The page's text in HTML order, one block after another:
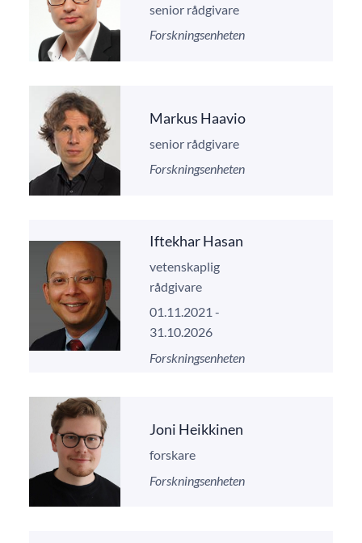
senior rådgivare
Forskningsenheten
Markus Haavio
senior rådgivare
Forskningsenheten
Iftekhar Hasan
vetenskaplig
rådgivare
01.11.2021 -
31.10.2026
Forskningsenheten
Joni Heikkinen
forskare
Forskningsenheten